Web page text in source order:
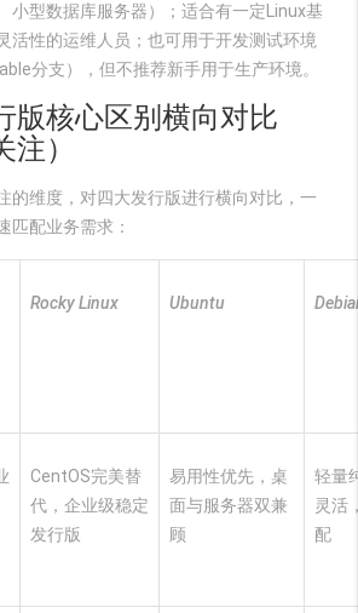
小型数据库服务器）；适合有一定Linux基
活性的运维人员；也可用于开发测试环境
分支），但不推荐新手用于生产环境。
版核心区别横向对比
注）
的维度，对四大发行版进行横向对比，一
匹配业务需求：
Rocky Linux Ubuntu
CentOS完美替
代，企业级稳定
发行版
易用性优先，桌
面与服务器双兼
顾
轻量
灵活
配